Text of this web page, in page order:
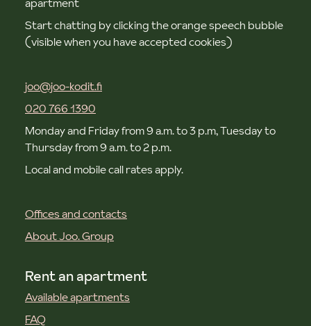
Start chatting by clicking the orange speech bubble
(visible when you have accepted cookies)
joo@joo-kodit.fi
020 766 1390
Monday and Friday from 9 a.m. to 3 p.m, Tuesday to
Thursday from 9 a.m. to 2 p.m.
Local and mobile call rates apply.
Offices and contacts
About Joo. Group
Rent an apartment
Available apartments
FAQ